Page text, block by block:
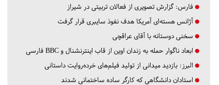
فارس: گزارش تصویری از فعالان تربیتی در شیراز
آژانس هسته‌ای آمریکا هدف نفوذ سایبری قرار گرفت
سخنی دوستانه با آقای عراقچی
ابعاد ناگوار حمله به زندان اوین از قاب اینترنشنال و BBC فارسی
البرز: بازدید میدانی از تولید فیلم‌های خرده‌روایت داستانی
استادان دانشگاهی که کارگر ساده ساختمانی شدند